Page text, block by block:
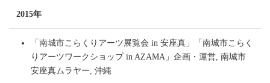
2015年
「南城市こらくりアーツ展覧会 in 安座真」「南城市こらく
りアーツワークショップ in AZAMA」企画・運営, 南城市
安座真ムラヤー, 沖縄